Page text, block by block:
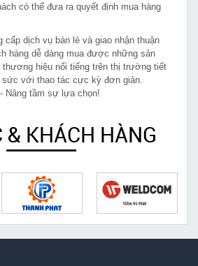
có thể đưa ra quyết định mua hàng
cấp dịch vụ bán lẻ và giao nhận thuận
hàng dễ dàng mua được những sản
thương hiệu nổi tiếng trên thị trường tiết
sức với thao tác cực kỳ đơn giản.
Nâng tầm sự lựa chọn!
KHÁCH HÀNG